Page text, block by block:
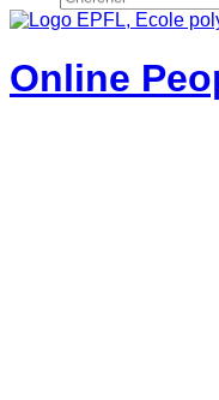
Online